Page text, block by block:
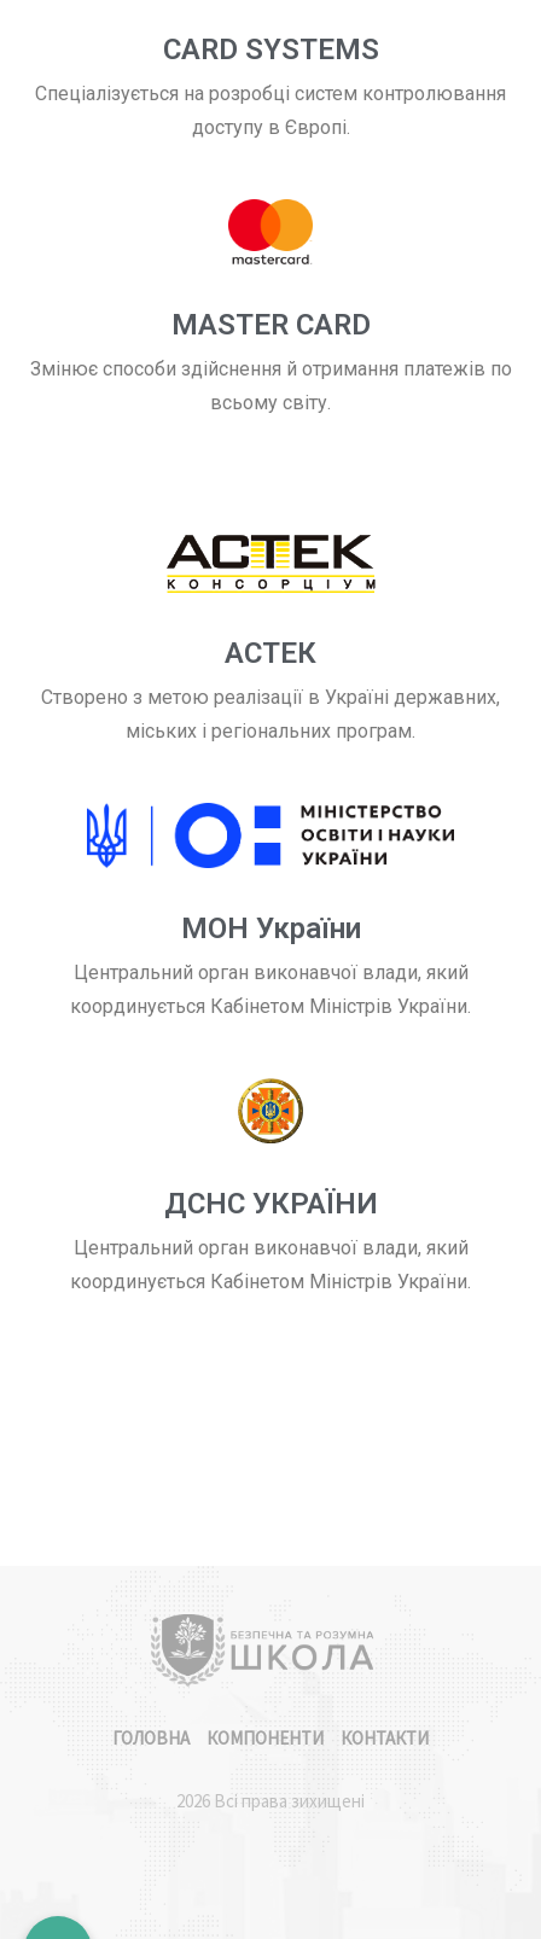
CARD SYSTEMS
Спеціалізується на розробці систем контролювання
доступу в Європі.
MASTER CARD
Змінює способи здійснення й отримання платежів по
всьому світу.
АСТЕК
Створено з метою реалізації в Україні державних,
міських і регіональних програм.
МОН України
Центральний орган виконавчої влади, який
координується Кабінетом Міністрів України.
ДСНС УКРАЇНИ
Центральний орган виконавчої влади, який
координується Кабінетом Міністрів України.
ГОЛОВНА КОМПОНЕНТИ КОНТАКТИ
2026 Всі права зихищені